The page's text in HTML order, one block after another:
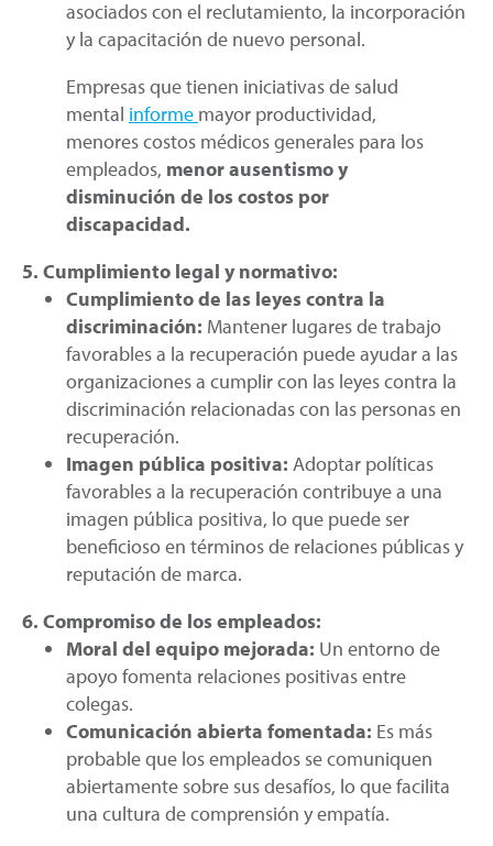
asociados con el reclutamiento, la incorporación
y la capacitación de nuevo personal.
Empresas que tienen iniciativas de salud
mental informe mayor productividad,
menores costos médicos generales para los
empleados, menor ausentismo y
disminución de los costos por
discapacidad.
5. Cumplimiento legal y normativo:
Cumplimiento de las leyes contra la
discriminación: Mantener lugares de trabajo
favorables a la recuperación puede ayudar a las
organizaciones a cumplir con las leyes contra la
discriminación relacionadas con las personas en
recuperación.
Imagen pública positiva: Adoptar políticas
favorables a la recuperación contribuye a una
imagen pública positiva, lo que puede ser
beneficioso en términos de relaciones públicas y
reputación de marca.
6. Compromiso de los empleados:
Moral del equipo mejorada: Un entorno de
apoyo fomenta relaciones positivas entre
colegas.
Comunicación abierta fomentada: Es más
probable que los empleados se comuniquen
abiertamente sobre sus desafíos, lo que facilita
una cultura de comprensión y empatía.